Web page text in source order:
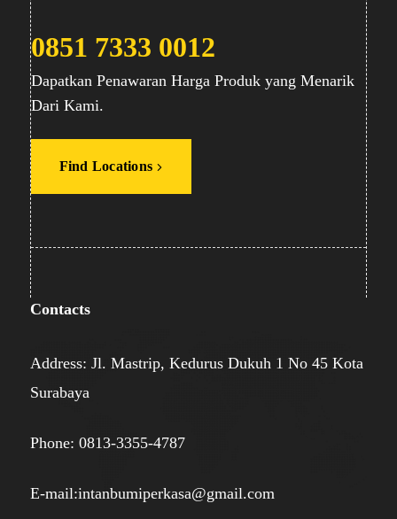
0851 7333 0012
Dapatkan Penawaran Harga Produk yang Menarik
Dari Kami.
Find Locations
Contacts
Address: Jl. Mastrip, Kedurus Dukuh 1 No 45 Kota
Surabaya
Phone: 0813-3355-4787
E-mail:intanbumiperkasa@gmail.com